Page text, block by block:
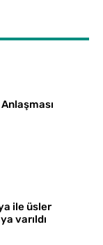
ile üsler
varıldı